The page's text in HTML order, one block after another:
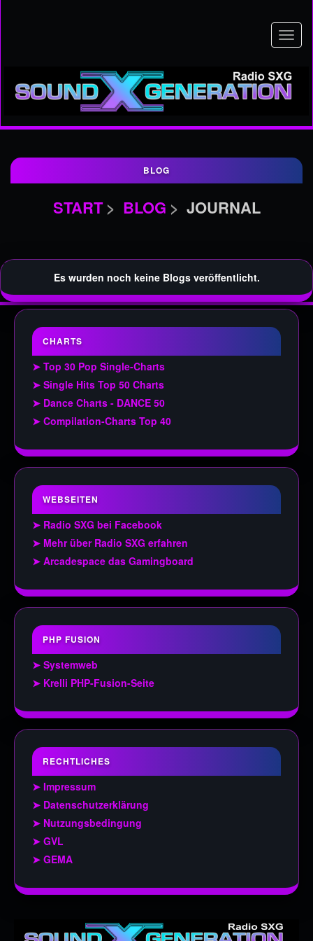
an-/
BLOG
START BLOG JOURNAL
Es wurden noch keine Blogs veröffentlicht.
CHARTS
➤ Top 30 Pop Single-Charts
➤ Single Hits Top 50 Charts
➤ Dance Charts - DANCE 50
➤ Compilation-Charts Top 40
WEBSEITEN
➤ Radio SXG bei Facebook
➤ Mehr über Radio SXG erfahren
➤ Arcadespace das Gamingboard
PHP FUSION
➤ Systemweb
➤ Krelli PHP-Fusion-Seite
RECHTLICHES
➤ Impressum
➤ Datenschutzerklärung
➤ Nutzungsbedingung
➤ GVL
➤ GEMA